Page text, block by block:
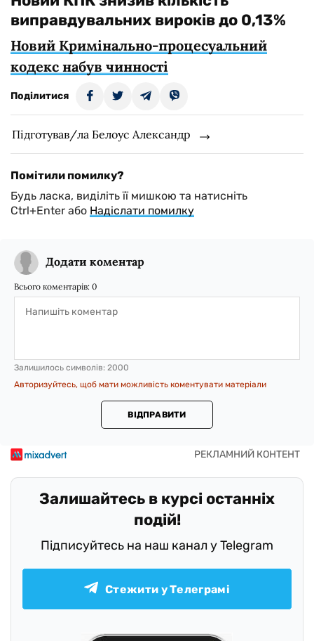
виправдувальних вироків до 0,13%
Новий Кримінально-процесуальний
кодекс набув чинності
Поділитися
Підготував/ла Белоус Александр
Помітили помилку?
Будь ласка, виділіть її мишкою та натисніть
Ctrl+Enter або Надіслати помилку
Додати коментар
Всього коментарів: 0
Залишилось символів: 2000
Авторизуйтесь, щоб мати можливість коментувати матеріали
ВІДПРАВИТИ
Залишайтесь в курсі останніх
подій!
Підписуйтесь на наш канал у Telegram
Стежити у Телеграмі